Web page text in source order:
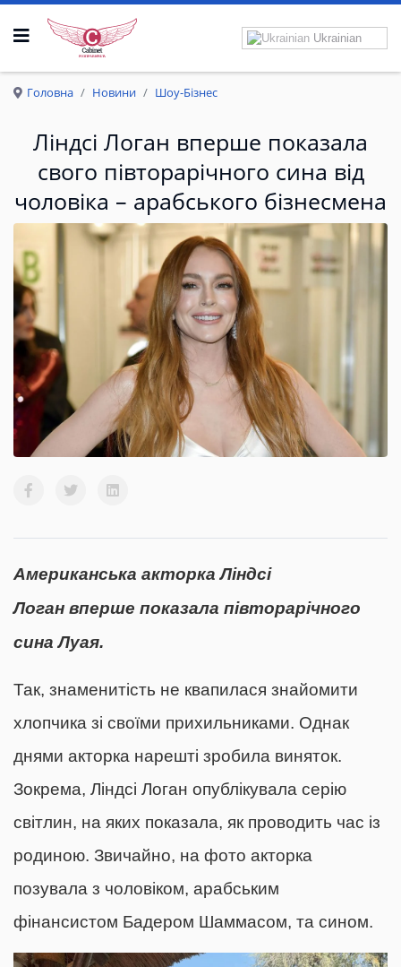
РОЗПРАВКРИЛА
Ukrainian
Головна Новини Шоу-Бізнес
Ліндсі Логан вперше показала
свого півторарічного сина від
чоловіка – арабського бізнесмена
Американська акторка Ліндсі
Логан вперше показала півторарічного
сина Луая.
Так, знаменитість не квапилася знайомити
хлопчика зі своїми прихильниками. Однак
днями акторка нарешті зробила виняток.
Зокрема, Ліндсі Логан опублікувала серію
світлин, на яких показала, як проводить час із
родиною. Звичайно, на фото акторка
позувала з чоловіком, арабським
фінансистом Бадером Шаммасом, та сином.